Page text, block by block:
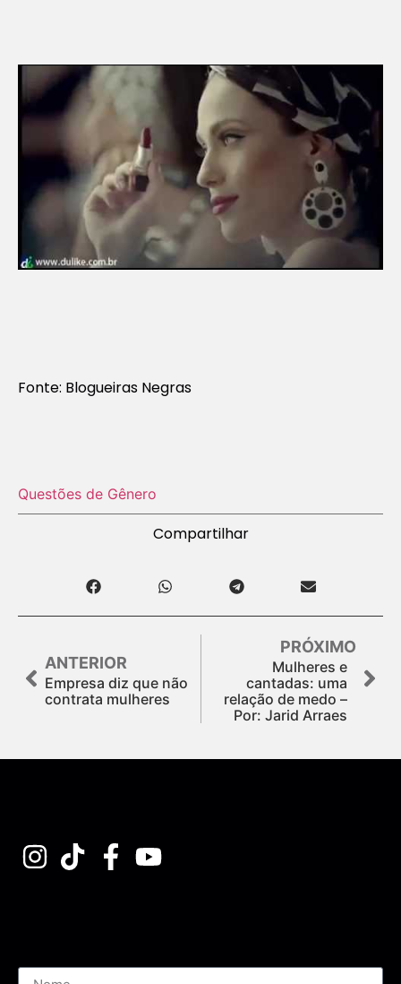
Fonte: Blogueiras Negras
Questões de Gênero
Compartilhar
ANTERIOR
Empresa diz que não
contrata mulheres
PRÓXIMO
Mulheres e
cantadas: uma
relação de medo –
Por: Jarid Arraes